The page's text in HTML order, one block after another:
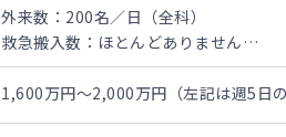
外来数：200名／日（全科）
救急搬入数：ほとんどありません
手術数：25件位／月
1,600万円～2,000万円（左記は週5日